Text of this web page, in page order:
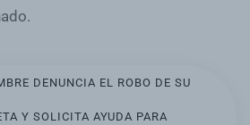
DENUNCIA EL ROBO DE SU
Y SOLICITA AYUDA PARA